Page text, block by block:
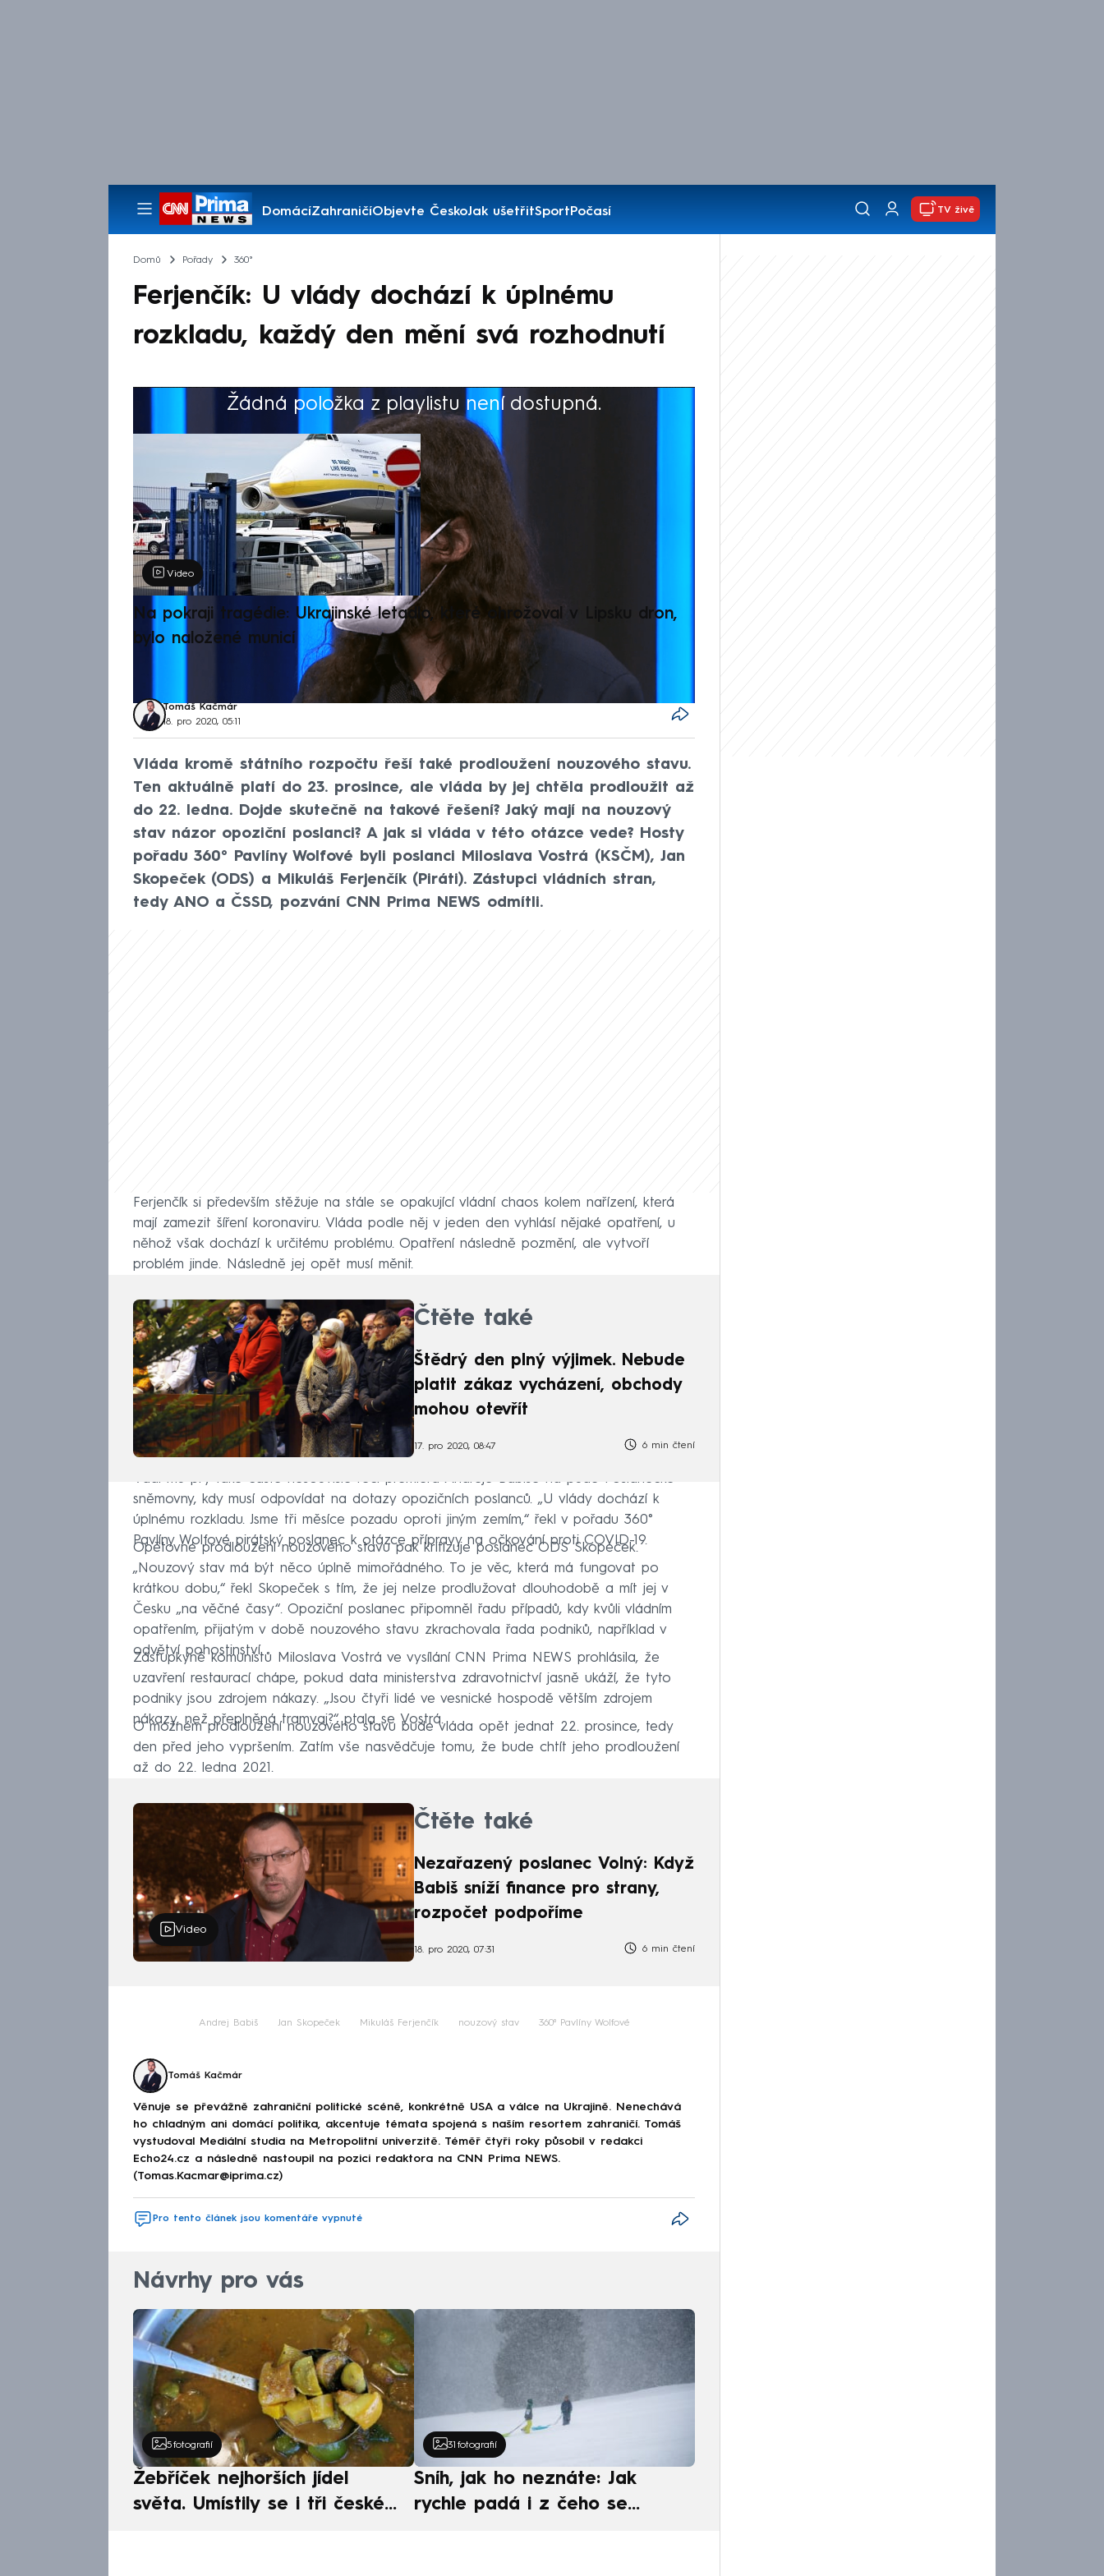
DomácíZahraničíObjevte ČeskoJak ušetřitSportPočasí
Pořady
TV živě
Domů Pořady 360°
Ferjenčík: U vlády dochází k úplnému
rozkladu, každý den mění svá rozhodnutí
Žádná položka z playlistu není dostupná.
Výběr redakce
Video
Na pokraji tragédie: Ukrajinské letadlo, které ohrožoval v Lipsku dron,
bylo naložené municí
Tomáš Kačmár
18. pro 2020, 05:11
Vláda kromě státního rozpočtu řeší také prodloužení nouzového stavu.
Ten aktuálně platí do 23. prosince, ale vláda by jej chtěla prodloužit až
do 22. ledna. Dojde skutečně na takové řešení? Jaký mají na nouzový
stav názor opoziční poslanci? A jak si vláda v této otázce vede? Hosty
pořadu 360° Pavlíny Wolfové byli poslanci Miloslava Vostrá (KSČM), Jan
Skopeček (ODS) a Mikuláš Ferjenčík (Piráti). Zástupci vládních stran,
tedy ANO a ČSSD, pozvání CNN Prima NEWS odmítli.
Ferjenčík si především stěžuje na stále se opakující vládní chaos kolem nařízení, která
mají zamezit šíření koronaviru. Vláda podle něj v jeden den vyhlásí nějaké opatření, u
něhož však dochází k určitému problému. Opatření následně pozmění, ale vytvoří
problém jinde. Následně jej opět musí měnit.
Čtěte také
Štědrý den plný výjimek. Nebude
platit zákaz vycházení, obchody
mohou otevřít
17. pro 2020, 08:47 6 min čtení
Vadí mu prý také časté nesouvislé řeči premiéra Andreje Babiše na půdě Poslanecké
sněmovny, kdy musí odpovídat na dotazy opozičních poslanců. „U vlády dochází k
úplnému rozkladu. Jsme tři měsíce pozadu oproti jiným zemím,“ řekl v pořadu 360°
Pavlíny Wolfové pirátský poslanec k otázce přípravy na očkování proti COVID-19.
Opětovné prodloužení nouzového stavu pak kritizuje poslanec ODS Skopeček.
„Nouzový stav má být něco úplně mimořádného. To je věc, která má fungovat po
krátkou dobu,“ řekl Skopeček s tím, že jej nelze prodlužovat dlouhodobě a mít jej v
Česku „na věčné časy“. Opoziční poslanec připomněl řadu případů, kdy kvůli vládním
opatřením, přijatým v době nouzového stavu zkrachovala řada podniků, například v
odvětví pohostinství.
Zástupkyně komunistů Miloslava Vostrá ve vysílání CNN Prima NEWS prohlásila, že
uzavření restaurací chápe, pokud data ministerstva zdravotnictví jasně ukáží, že tyto
podniky jsou zdrojem nákazy. „Jsou čtyři lidé ve vesnické hospodě větším zdrojem
nákazy, než přeplněná tramvaj?“ ptala se Vostrá.
O možném prodloužení nouzového stavu bude vláda opět jednat 22. prosince, tedy
den před jeho vypršením. Zatím vše nasvědčuje tomu, že bude chtít jeho prodloužení
až do 22. ledna 2021.
Video
Čtěte také
Nezařazený poslanec Volný: Když
Babiš sníží finance pro strany,
rozpočet podpoříme
18. pro 2020, 07:31 6 min čtení
Andrej Babiš Jan Skopeček Mikuláš Ferjenčík nouzový stav 360⁰ Pavlíny Wolfové
Tomáš Kačmár
Věnuje se převážně zahraniční politické scéně, konkrétně USA a válce na Ukrajině. Nenechává
ho chladným ani domácí politika, akcentuje témata spojená s naším resortem zahraničí. Tomáš
vystudoval Mediální studia na Metropolitní univerzitě. Téměř čtyři roky působil v redakci
Echo24.cz a následně nastoupil na pozici redaktora na CNN Prima NEWS.
(Tomas.Kacmar@iprima.cz)
Pro tento článek jsou komentáře vypnuté
Návrhy pro vás
5 fotografií
Žebříček nejhorších jídel
světa. Umístily se i tři české
31 fotografií
Sníh, jak ho neznáte: Jak
rychle padá i z čeho se